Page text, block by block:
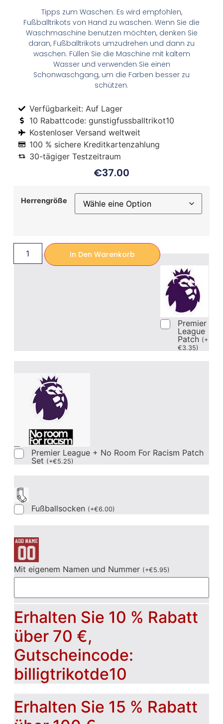
Tipps zum Waschen: Es wird empfohlen,
Fußballtrikots von Hand zu waschen. Wenn Sie die
Waschmaschine benutzen möchten, denken Sie
daran, Fußballtrikots umzudrehen und dann zu
waschen. Füllen Sie die Maschine mit kaltem
Wasser und verwenden Sie einen
Schonwaschgang, um die Farben besser zu
schützen.
Verfügbarkeit: Auf Lager
10 Rabattcode: gunstigfussballtrikot10
Kostenloser Versand weltweit
100 % sichere Kreditkartenzahlung
30-tägiger Testzeitraum
€37.00
Herrengröße
In Den Warenkorb
Premier
League
Patch (+
€3.35)
Premier League + No Room For Racism Patch
Set (+€5.25)
Fußballsocken (+€6.00)
Mit eigenem Namen und Nummer (+€5.95)
Erhalten Sie 10 % Rabatt
über 70 €,
Gutscheincode:
billigtrikotde10
Erhalten Sie 15 % Rabatt